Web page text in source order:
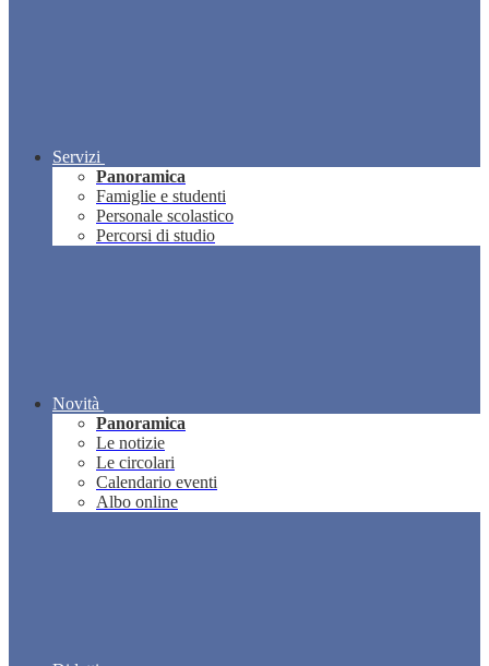
Servizi
Panoramica
Famiglie e studenti
Personale scolastico
Percorsi di studio
Novità
Panoramica
Le notizie
Le circolari
Calendario eventi
Albo online